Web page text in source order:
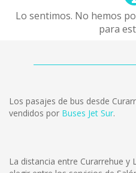
Lo sentimos. No hemos
para
Los pasajes de bus desde
vendidos por Buses Jet Sur.
La distancia entre Curarrehue y